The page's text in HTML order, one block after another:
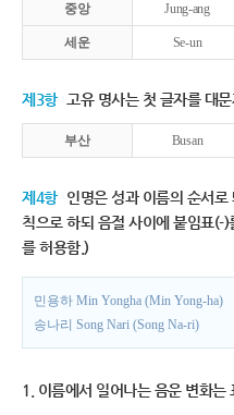
중앙 Jung-ang
세운 Se-un
제3항 고유 명사는 첫 글자를 대문
부산 Busan
제4항 인명은 성과 이름의 순서로
칙으로 하되 음절 사이에 붙임표(-
를 허용함.)
민용하 Min Yongha (Min Yong-ha)
송나리 Song Nari (Song Na-ri)
1. 이름에서 일어나는 음운 변화는